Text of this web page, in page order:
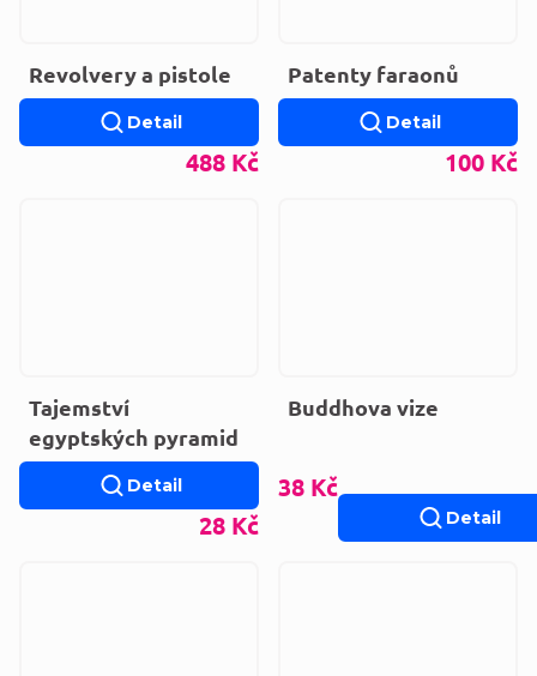
Revolvery a pistole
488 Kč
Detail
Patenty faraonů
100 Kč
Detail
Tajemství
egyptských pyramid
28 Kč
Detail
Buddhova vize
38 Kč
Detail